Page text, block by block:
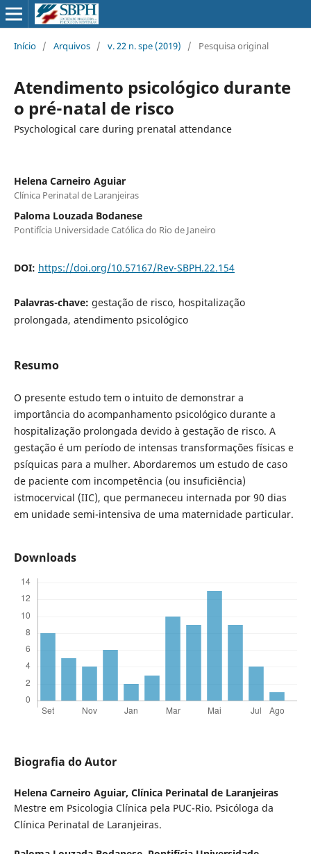
Início / Arquivos / v. 22 n. spe (2019) / Pesquisa original
Atendimento psicológico durante
o pré-natal de risco
Psychological care during prenatal attendance
Helena Carneiro Aguiar
Clínica Perinatal de Laranjeiras
Paloma Louzada Bodanese
Pontifícia Universidade Católica do Rio de Janeiro
DOI: https://doi.org/10.57167/Rev-SBPH.22.154
Palavras-chave: gestação de risco, hospitalização
prolongada, atendimento psicológico
Resumo
O presente estudo tem o intuito de demonstrar a
importância do acompanhamento psicológico durante a
hospitalização prolongada devido à gestação de risco. A
gestação é um período de intensas transformações físicas e
psíquicas para a mulher. Abordaremos um estudo de caso
de paciente com incompetência (ou insuficiência)
istmocervical (IIC), que permaneceu internada por 90 dias
em unidade semi-intensiva de uma maternidade particular.
Downloads
Biografia do Autor
Helena Carneiro Aguiar, Clínica Perinatal de Laranjeiras
Mestre em Psicologia Clínica pela PUC-Rio. Psicóloga da
Clínica Perinatal de Laranjeiras.